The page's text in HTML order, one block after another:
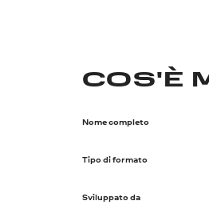
COS'È
Nome completo
Tipo di formato
Sviluppato da